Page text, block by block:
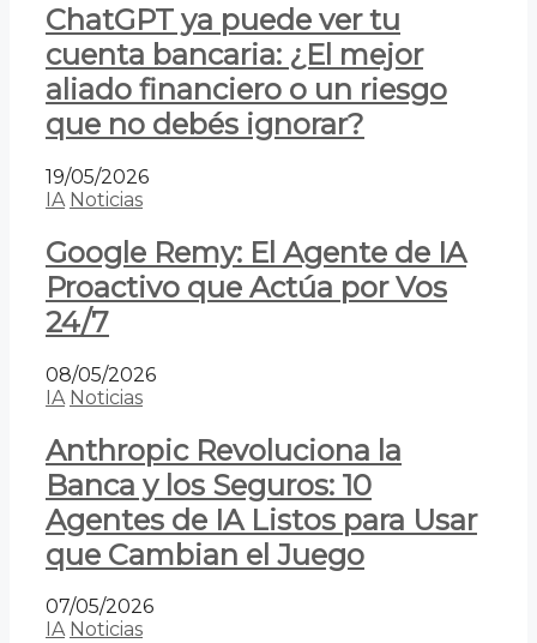
ChatGPT ya puede ver tu
cuenta bancaria: ¿El mejor
aliado financiero o un riesgo
que no debés ignorar?
19/05/2026
IA Noticias
Google Remy: El Agente de IA
Proactivo que Actúa por Vos
24/7
08/05/2026
IA Noticias
Anthropic Revoluciona la
Banca y los Seguros: 10
Agentes de IA Listos para Usar
que Cambian el Juego
07/05/2026
IA Noticias